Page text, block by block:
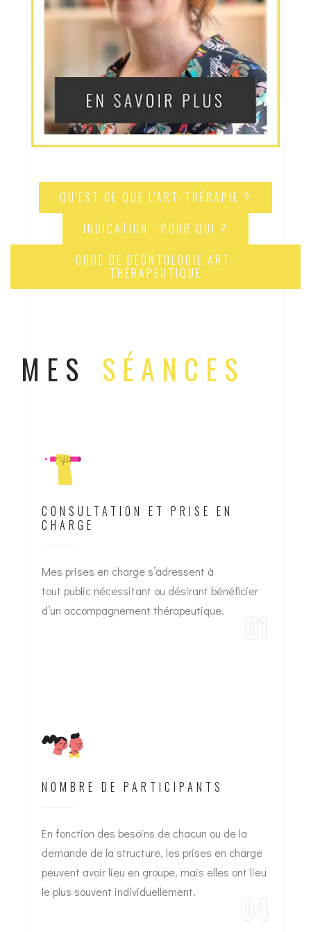
QU'EST CE QUE L'ART-THÉRAPIE ?
INDICATION : POUR QUI ?
CODE DE DÉONTOLOGIE ART-
THÉRAPEUTIQUE
MES SÉANCES
CONSULTATION ET PRISE EN
CHARGE
Mes prises en charge s’adressent à
tout public nécessitant ou désirant bénéficier
d’un accompagnement thérapeutique.
01
NOMBRE DE PARTICIPANTS
En fonction des besoins de chacun ou de la
demande de la structure, les prises en charge
peuvent avoir lieu en groupe, mais elles ont lieu
le plus souvent individuellement.
04